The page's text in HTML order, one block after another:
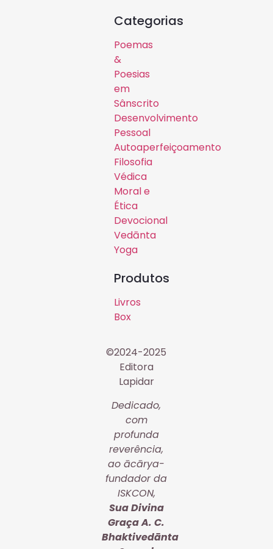
Categorias
Poemas
&
Poesias
em
Sânscrito
Desenvolvimento
Pessoal
Autoaperfeiçoamento
Filosofia
Védica
Moral e
Ética
Devocional
Vedānta
Yoga
Produtos
Livros
Box
©2024-2025
Editora
Lapidar
Dedicado,
com
profunda
reverência,
ao ācārya-
fundador da
ISKCON,
Sua Divina
Graça A. C.
Bhaktivedānta